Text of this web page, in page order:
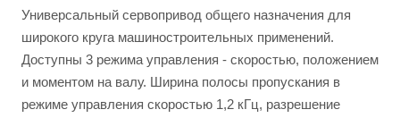
Универсальный сервопривод общего назначения для
широкого круга машиностроительных применений.
Доступны 3 режима управления - скоростью, положением
и моментом на валу. Ширина полосы пропускания в
режиме управления скоростью 1,2 кГц, разрешение